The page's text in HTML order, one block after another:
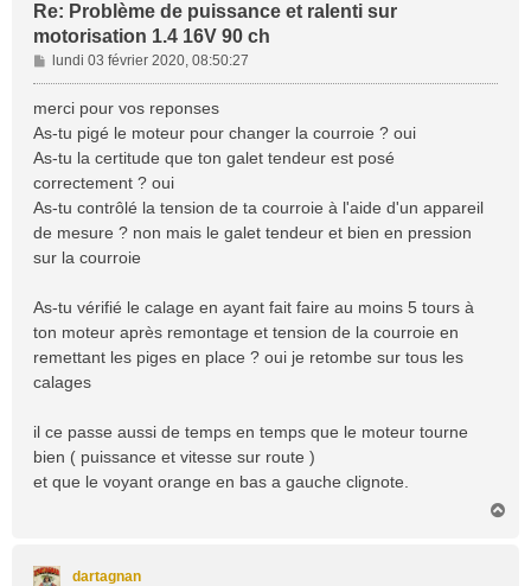
Re: Problème de puissance et ralenti sur
motorisation 1.4 16V 90 ch
M
e
s
g
e
lundi 03 février 2020, 08:50:27
merci pour vos reponses
As-tu pigé le moteur pour changer la courroie ? oui
As-tu la certitude que ton galet tendeur est posé
correctement ? oui
As-tu contrôlé la tension de ta courroie à l'aide d'un appareil
de mesure ? non mais le galet tendeur et bien en pression
sur la courroie
As-tu vérifié le calage en ayant fait faire au moins 5 tours à
ton moteur après remontage et tension de la courroie en
remettant les piges en place ? oui je retombe sur tous les
calages
il ce passe aussi de temps en temps que le moteur tourne
bien ( puissance et vitesse sur route )
et que le voyant orange en bas a gauche clignote.
dartagnan